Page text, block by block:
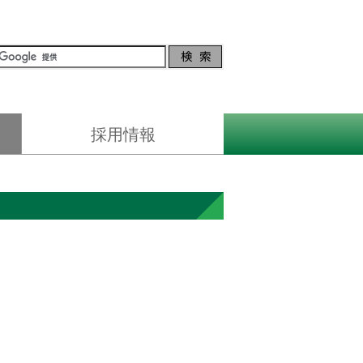
採用情報